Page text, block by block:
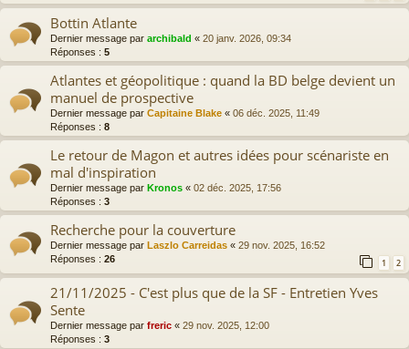
Bottin Atlante
Dernier message par archibald « 20 janv. 2026, 09:34
Réponses : 5
Atlantes et géopolitique : quand la BD belge devient un
manuel de prospective
Dernier message par Capitaine Blake « 06 déc. 2025, 11:49
Réponses : 8
Le retour de Magon et autres idées pour scénariste en
mal d'inspiration
Dernier message par Kronos « 02 déc. 2025, 17:56
Réponses : 3
Recherche pour la couverture
Dernier message par Laszlo Carreidas « 29 nov. 2025, 16:52
Réponses : 26 1 2
21/11/2025 - C'est plus que de la SF - Entretien Yves
Sente
Dernier message par freric « 29 nov. 2025, 12:00
Réponses : 3